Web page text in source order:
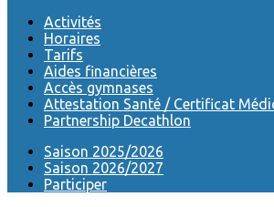
Activités
Horaires
Tarifs
Aides financières
Accès gymnases
Attestation Santé / Certificat
Partnership Decathlon
Saison 2025/2026
Saison 2026/2027
Participer